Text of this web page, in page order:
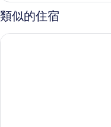
間
(Wide
View)
非
吸
房,
類似的住宿
大阪福瑞爾蒙特雷飯店